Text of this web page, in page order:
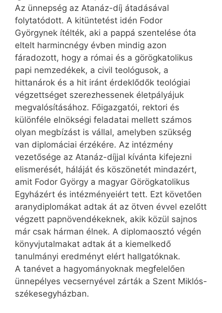
Az ünnepség az Atanáz-díj átadásával
folytatódott. A kitüntetést idén Fodor
Györgynek ítélték, aki a pappá szentelése óta
eltelt harmincnégy évben mindig azon
fáradozott, hogy a római és a görögkatolikus
papi nemzedékek, a civil teológusok, a
hittanárok és a hit iránt érdeklődők teológiai
végzettséget szerezhessenek életpályájuk
megvalósításához. Főigazgatói, rektori és
különféle elnökségi feladatai mellett számos
olyan megbízást is vállal, amelyben szükség
van diplomáciai érzékére. Az intézmény
vezetősége az Atanáz-díjjal kívánta kifejezni
elismerését, háláját és köszönetét mindazért,
amit Fodor György a magyar Görögkatolikus
Egyházért és intézményeiért tett. Ezt követően
aranydiplomákat adtak át az ötven évvel ezelőtt
végzett papnövendékeknek, akik közül sajnos
már csak hárman élnek. A diplomaosztó végén
könyvjutalmakat adtak át a kiemelkedő
tanulmányi eredményt elért hallgatóknak.
A tanévet a hagyományoknak megfelelően
ünnepélyes vecsernyével zárták a Szent Miklós-
székesegyházban.